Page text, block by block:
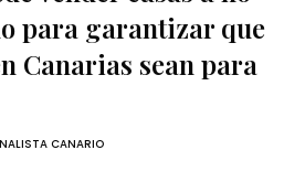
para garantizar que
Canarias sean para
CANARIO